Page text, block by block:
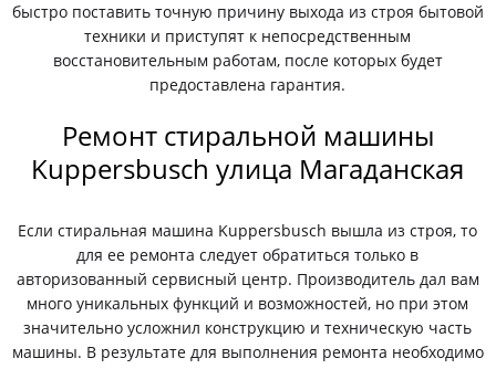
быстро поставить точную причину выхода из строя бытовой
техники и приступят к непосредственным
восстановительным работам, после которых будет
предоставлена гарантия.
Ремонт стиральной машины
Kuppersbusch улица Магаданская
Если стиральная машина Kuppersbusch вышла из строя, то
для ее ремонта следует обратиться только в
авторизованный сервисный центр. Производитель дал вам
много уникальных функций и возможностей, но при этом
значительно усложнил конструкцию и техническую часть
машины. В результате для выполнения ремонта необходимо